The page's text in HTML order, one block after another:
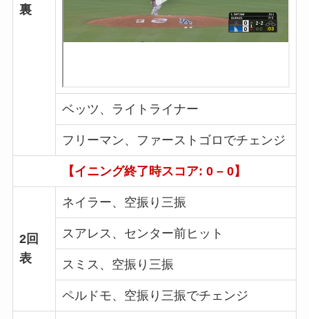
裏
ベッツ、ライトライナー
フリーマン、ファーストゴロでチェンジ
【イニング終了時スコア: 0 – 0】
2回
表
ネイラー、空振り三振
スアレス、センター前ヒット
スミス、空振り三振
ペルドモ、空振り三振でチェンジ